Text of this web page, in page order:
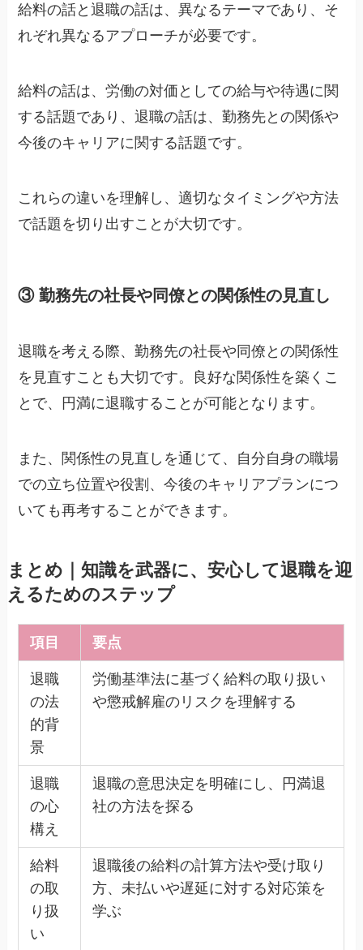
給料の話と退職の話は、異なるテーマであり、そ
れぞれ異なるアプローチが必要です。
給料の話は、労働の対価としての給与や待遇に関
する話題であり、退職の話は、勤務先との関係や
今後のキャリアに関する話題です。
これらの違いを理解し、適切なタイミングや方法
で話題を切り出すことが大切です。
③ 勤務先の社長や同僚との関係性の見直し
退職を考える際、勤務先の社長や同僚との関係性
を見直すことも大切です。良好な関係性を築くこ
とで、円満に退職することが可能となります。
また、関係性の見直しを通じて、自分自身の職場
での立ち位置や役割、今後のキャリアプランにつ
いても再考することができます。
まとめ｜知識を武器に、安心して退職を迎
えるためのステップ
項目 要点
退職
の法
的背
景
労働基準法に基づく給料の取り扱い
や懲戒解雇のリスクを理解する
退職
の心
構え
退職の意思決定を明確にし、円満退
社の方法を探る
給料
の取
り扱
い
退職後の給料の計算方法や受け取り
方、未払いや遅延に対する対応策を
学ぶ